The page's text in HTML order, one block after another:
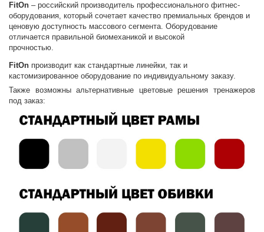
FitOn– российский производитель профессионального фитнес-
оборудования, который сочетает качество премиальных брендов и
ценовую доступность массового сегмента. Оборудование
отличается правильной биомеханикой и высокой
прочностью.
FitOn производит как стандартные линейки, так и
кастомизированное оборудование по индивидуальному заказу.
Также возможны альтернативные цветовые решения тренажеров
под заказ: